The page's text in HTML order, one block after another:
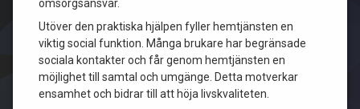
omsorgsansvar.
Utöver den praktiska hjälpen fyller hemtjänsten en
viktig social funktion. Många brukare har begränsade
sociala kontakter och får genom hemtjänsten en
möjlighet till samtal och umgänge. Detta motverkar
ensamhet och bidrar till att höja livskvaliteten.